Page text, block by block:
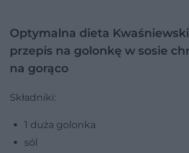
Optymalna dieta
przepis na golonkę w sosie
na gorąco
Składniki:
1 duża golonka
sól